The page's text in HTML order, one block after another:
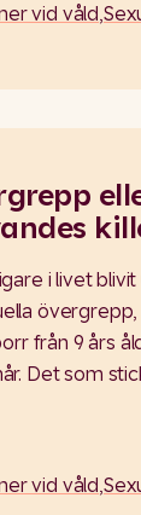
vid våld,
i livet
från 9 års
Det som
vid våld,